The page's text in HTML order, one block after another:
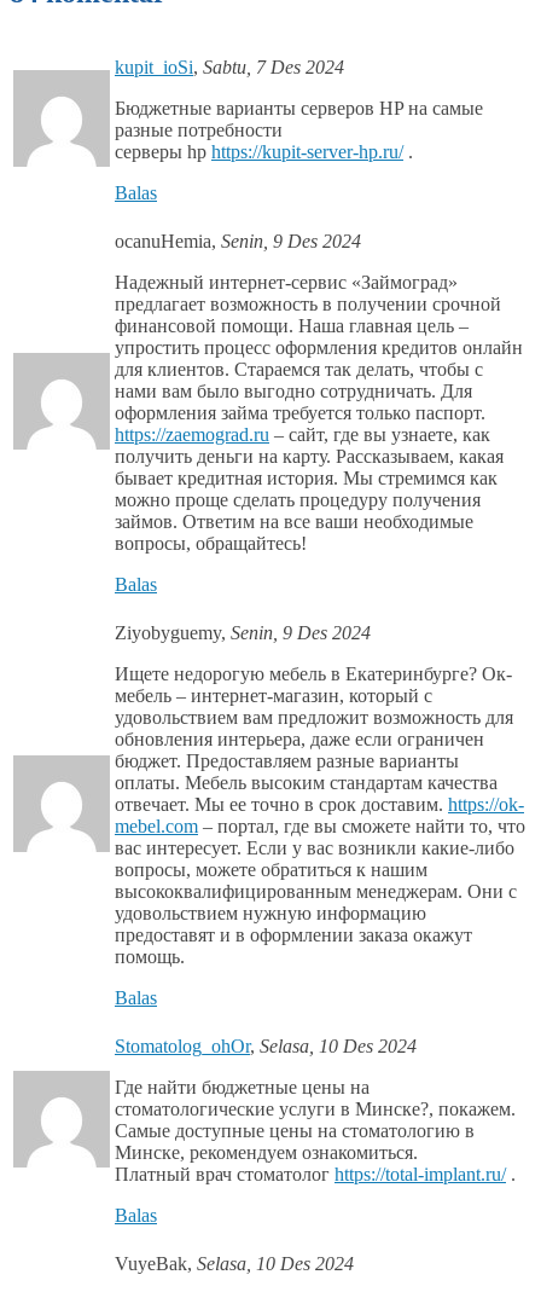
kupit_ioSi, Sabtu, 7 Des 2024
Бюджетные варианты серверов HP на самые
разные потребности
серверы hp https://kupit-server-hp.ru/.
Balas
ocanuHemia, Senin, 9 Des 2024
Надежный интернет-сервис «Займоград»
предлагает возможность в получении срочной
финансовой помощи. Наша главная цель –
упростить процесс оформления кредитов онлайн
для клиентов. Стараемся так делать, чтобы с
нами вам было выгодно сотрудничать. Для
оформления займа требуется только паспорт.
https://zaemograd.ru – сайт, где вы узнаете, как
получить деньги на карту. Рассказываем, какая
бывает кредитная история. Мы стремимся как
можно проще сделать процедуру получения
займов. Ответим на все ваши необходимые
вопросы, обращайтесь!
Balas
Ziyobyguemy, Senin, 9 Des 2024
Ищете недорогую мебель в Екатеринбурге? Ок-
мебель – интернет-магазин, который с
удовольствием вам предложит возможность для
обновления интерьера, даже если ограничен
бюджет. Предоставляем разные варианты
оплаты. Мебель высоким стандартам качества
отвечает. Мы ее точно в срок доставим. https://ok-
mebel.com – портал, где вы сможете найти то, что
вас интересует. Если у вас возникли какие-либо
вопросы, можете обратиться к нашим
высококвалифицированным менеджерам. Они с
удовольствием нужную информацию
предоставят и в оформлении заказа окажут
помощь.
Balas
Stomatolog_ohOr, Selasa, 10 Des 2024
Где найти бюджетные цены на
стоматологические услуги в Минске?, покажем.
Самые доступные цены на стоматологию в
Минске, рекомендуем ознакомиться.
Платный врач стоматолог https://total-implant.ru/.
Balas
VuyeBak, Selasa, 10 Des 2024